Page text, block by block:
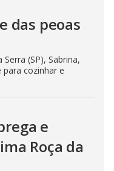
das peoas
(SP), Sabrina,
cozinhar e
e
Roça da